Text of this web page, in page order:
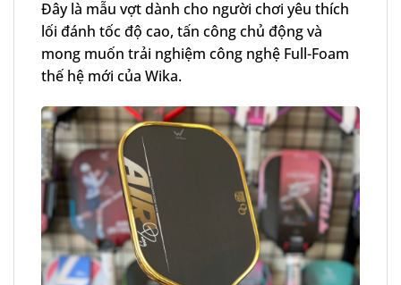
Đây là mẫu vợt dành cho người chơi yêu thích
lối đánh tốc độ cao, tấn công chủ động và
mong muốn trải nghiệm công nghệ Full-Foam
thế hệ mới của Wika.